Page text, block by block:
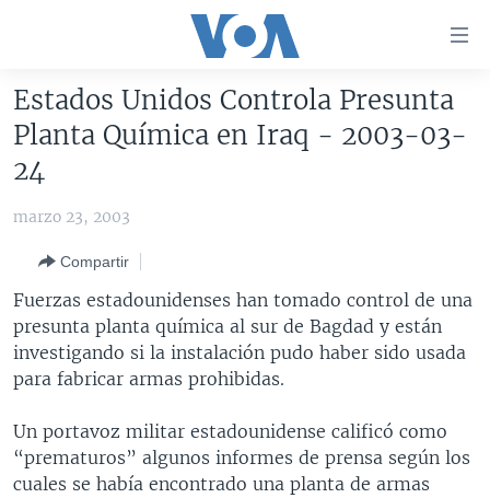
accesibilidad
Salte
contenido
Salte
principal
Salte
búsqueda
AMÉRICA DEL NORTE
ELECCIONES EEUU 2024
VOA VERIFICA INMIGRACIÓN
VOA VERIFICA AMÉRICA LATINA
ARGENTINA
BOLIVIA
COLOMBIA
CHILE
PERÚ
ECUADOR
CHINA EN AMÉRICA LATINA
CENTROAMÉRICA
COSTA RICA
EL SALVADOR
GUATEMALA
HONDURAS
OTRAS SECCIONES
INMIGRACIÓN
LIBERTAD DE PRENSA
MUNDO
ESPECIALES DE LA VOA
LIBERTAD DE PRENSA
UCRANIA
Estados Unidos Controla Presunta
Planta Química en Iraq - 2003-03-
24
marzo 23, 2003
Compartir
Fuerzas estadounidenses han tomado control de una
presunta planta química al sur de Bagdad y están
investigando si la instalación pudo haber sido usada
para fabricar armas prohibidas.
Un portavoz militar estadounidense calificó como
“prematuros” algunos informes de prensa según los
cuales se había encontrado una planta de armas